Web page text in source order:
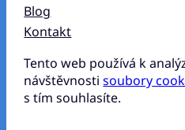
Blog
Kontakt
Tento web používá k
návštěvnostisoubory
s tím souhlasíte.